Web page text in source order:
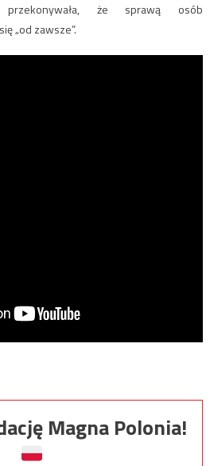
że sprawą osób
„od zawsze”.
Magna Polonia!